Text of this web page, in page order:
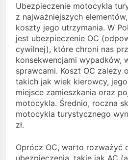
Ubezpieczenie motocykla
z najważniejszych
koszty jego utrzymania. W
jest ubezpieczenie OC
cywilnej), które chroni nas
konsekwencjami wypadków,
sprawcami. Koszt OC zależy
takich jak wiek kierowcy,
miejsce zamieszkania oraz
motocykla. Średnio, roczna
motocykla turystycznego
zł.
Oprócz OC, warto rozważyć
ubezpieczenia, takie jak AC